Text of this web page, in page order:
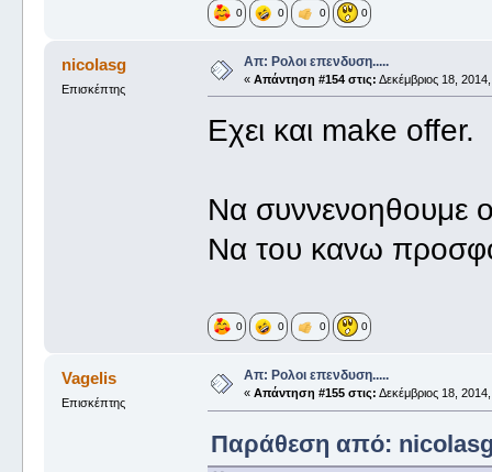
0 0 0 0
nicolasg
Επισκέπτης
Απ: Ρολοι επενδυση.....
« Απάντηση #154 στις: Δεκέμβριος 18,
Εχει και make offer.
Να συννενοηθουμε
Να του κανω
0 0 0 0
Vagelis
Επισκέπτης
Απ: Ρολοι επενδυση.....
« Απάντηση #155 στις: Δεκέμβριος 18,
Παράθεση από: nicolasg